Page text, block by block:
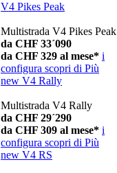
V4 Pikes Peak
Multistrada V4 Pikes Peak
da CHF 33´090
da CHF 329 al mese* i
configura scopri di Più
new V4 Rally
Multistrada V4 Rally
da CHF 29´290
da CHF 309 al mese* i
configura scopri di Più
new V4 RS